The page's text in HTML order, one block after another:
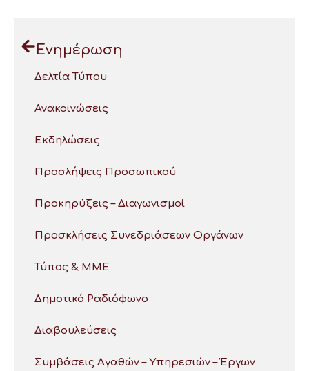
Ενημέρωση
Δελτία Τύπου
Ανακοινώσεις
Εκδηλώσεις
Προσλήψεις Προσωπικού
Προκηρύξεις – Διαγωνισμοί
Προσκλήσεις Συνεδριάσεων Οργάνων
Τύπος & ΜΜΕ
Δημοτικό Ραδιόφωνο
Διαβουλεύσεις
Συμβάσεις Αγαθών – Υπηρεσιών – Έργων